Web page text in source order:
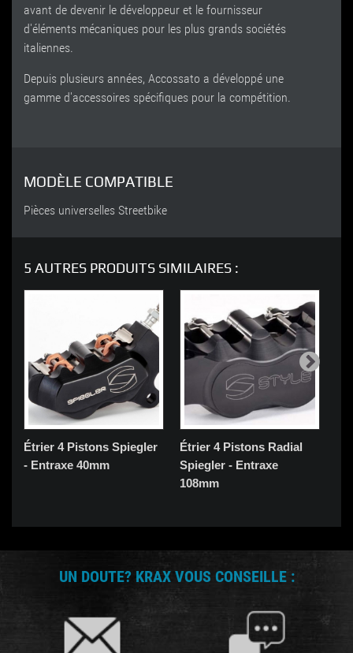
avant de devenir le développeur et le fournisseur
d'éléments mécaniques pour les plus grands sociétés
italiennes.
Depuis plusieurs années, Accossato a développé une
gamme d'accessoires spécifiques pour la compétition.
MODÈLE COMPATIBLE
Pièces universelles Streetbike
5 AUTRES PRODUITS SIMILAIRES :
Étrier 4 Pistons Spiegler
- Entraxe 40mm
Étrier 4 Pistons Radial
Spiegler - Entraxe
108mm
UN DOUTE? KRAX VOUS CONSEILLE :